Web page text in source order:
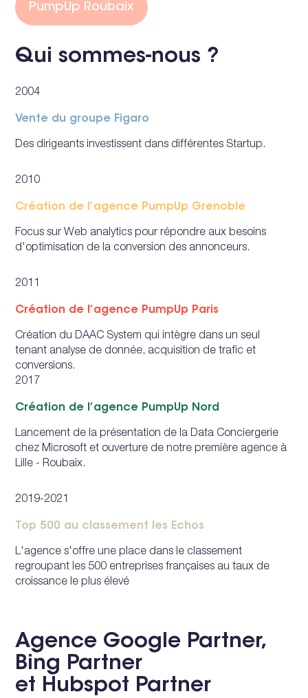
PumpUp Roubaix
Qui sommes-nous ?
2004
Vente du groupe Figaro
Des dirigeants investissent dans différentes Startup.
2010
Création de l’agence PumpUp Grenoble
Focus sur Web analytics pour répondre aux besoins
d'optimisation de la conversion des annonceurs.
2011
Création de l’agence PumpUp Paris
Création du DAAC System qui intègre dans un seul
tenant analyse de donnée, acquisition de trafic et
conversions.
2017
Création de l’agence PumpUp Nord
Lancement de la présentation de la Data Conciergerie
chez Microsoft et ouverture de notre première agence à
Lille - Roubaix.
2019-2021
Top 500 au classement les Echos
L'agence s'offre une place dans le classement
regroupant les 500 entreprises françaises au taux de
croissance le plus élevé
Agence Google Partner,
Bing Partner
et Hubspot Partner